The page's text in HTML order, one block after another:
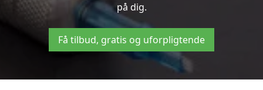
på dig.
Få tilbud, gratis og uforpligtende